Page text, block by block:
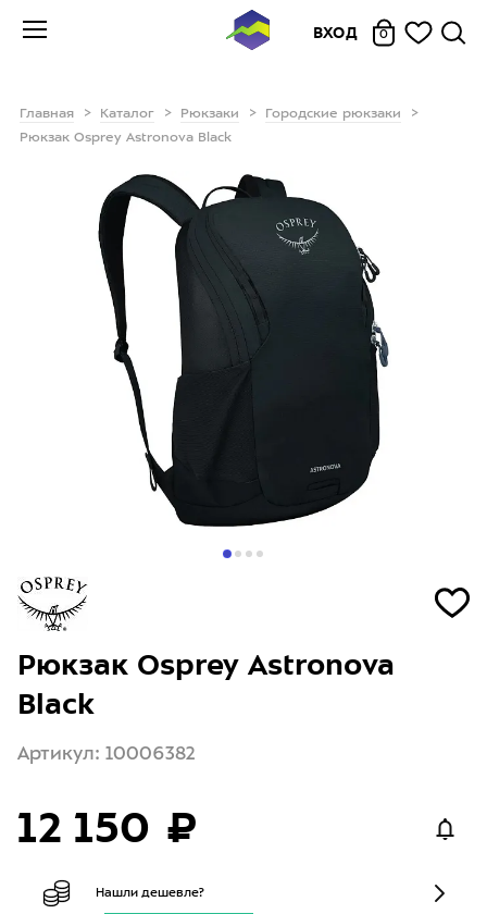
ВХОД 0
Главная Каталог Рюкзаки
Городские рюкзаки
Рюкзак Osprey Astronova Black
Рюкзак Osprey Astronova
Black
Артикул: 10006382
12 150 ₽
Нашли дешевле?